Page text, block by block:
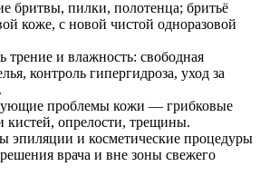
бритвы, пилки, полотенца; бритьё
коже, с новой чистой одноразовой
и влажность: свободная
контроль гипергидроза, уход за
проблемы кожи — грибковые
кистей, опрелости, трещины.
эпиляции и косметические процедуры
врача и вне зоны свежего